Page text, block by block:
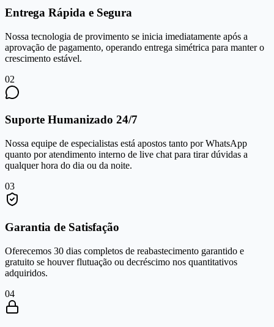
Entrega Rápida e Segura
Nossa tecnologia de provimento se inicia imediatamente após a
aprovação de pagamento, operando entrega simétrica para manter o
crescimento estável.
02
Suporte Humanizado 24/7
Nossa equipe de especialistas está apostos tanto por WhatsApp
quanto por atendimento interno de live chat para tirar dúvidas a
qualquer hora do dia ou da noite.
03
Garantia de Satisfação
Oferecemos 30 dias completos de reabastecimento garantido e
gratuito se houver flutuação ou decréscimo nos quantitativos
adquiridos.
04